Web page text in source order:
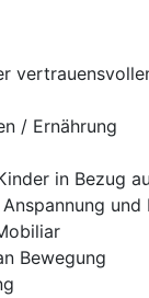
/ Ernährung
in Bezug
Bewegung